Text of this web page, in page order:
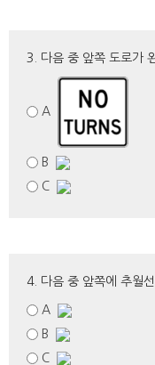
3. 다음 중 앞쪽 도로가
A
B
C
4. 다음 중 앞쪽에 추월
A
B
C